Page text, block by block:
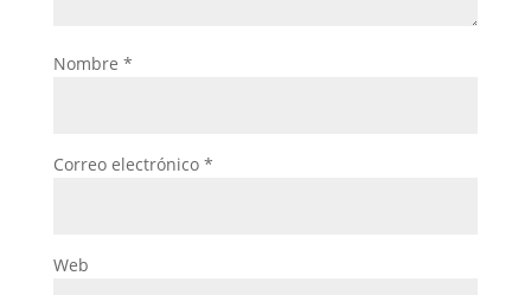
Nombre *
Correo electrónico *
Web